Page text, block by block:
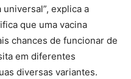
explica a
que uma vacina
chances de funcionar de
em diferentes
diversas variantes.